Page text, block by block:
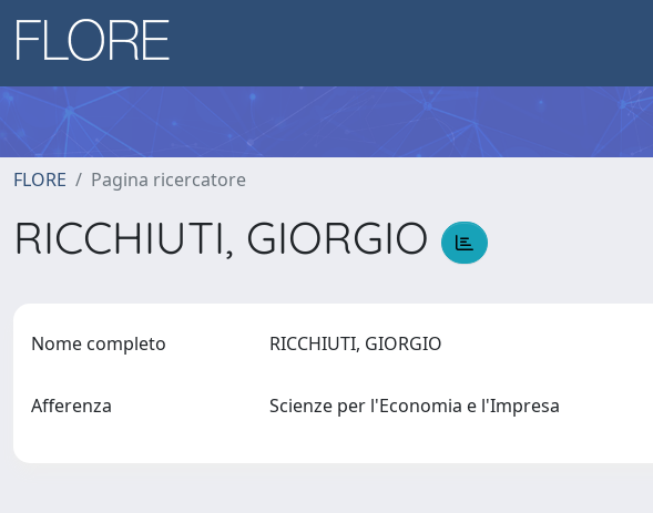
FLORE Pagina ricercatore
RICCHIUTI, GIORGIO
Nome completo RICCHIUTI, GIORGIO
Afferenza Scienze per l'Economia e l'Impresa